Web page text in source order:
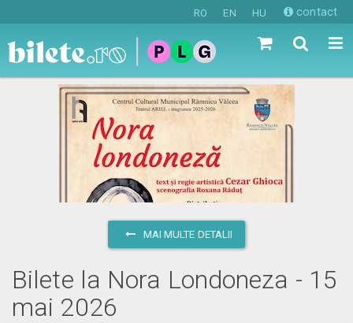
RO EN HU contact
MAI MULTE DETALII
Bilete la Nora Londoneza - 15
mai 2026